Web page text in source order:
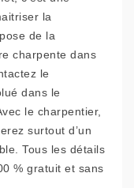
la
de la
charpente dans
le
dans le
le charpentier,
surtout d’un
Tous les détails
% gratuit et sans